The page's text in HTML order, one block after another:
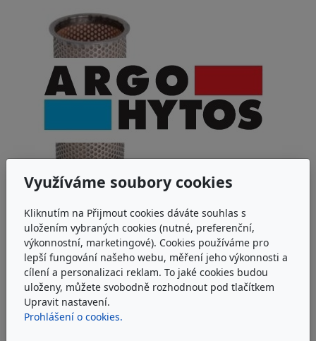
ARGO-HYTOS S0.0604-02S
Sítová filtrační vložka Argo-Hytos S0.0604-02S
u dodavatele
377 Kčbez DPH
Využíváme soubory cookies
Kliknutím na Přijmout cookies dáváte souhlas s
uložením vybraných cookies (nutné, preferenční,
výkonnostní, marketingové). Cookies používáme pro
lepší fungování našeho webu, měření jeho výkonnosti a
cílení a personalizaci reklam. To jaké cookies budou
uloženy, můžete svobodně rozhodnout pod tlačítkem
Upravit nastavení.
Prohlášení o cookies.